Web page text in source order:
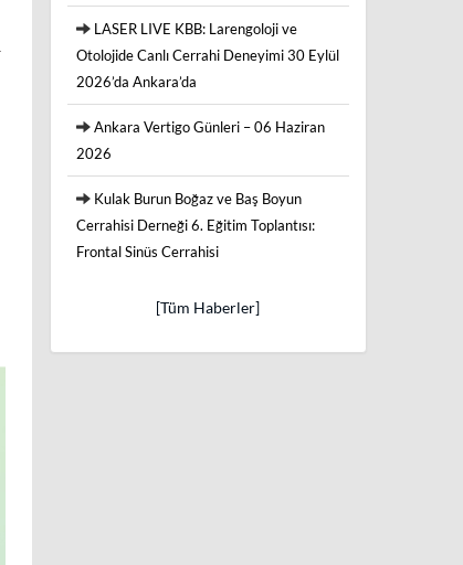
LASER LIVE KBB: Larengoloji ve
Otolojide Canlı Cerrahi Deneyimi 30 Eylül
2026’da Ankara’da
Ankara Vertigo Günleri – 06 Haziran
2026
Kulak Burun Boğaz ve Baş Boyun
Cerrahisi Derneği 6. Eğitim Toplantısı:
Frontal Sinüs Cerrahisi
[Tüm Haberler]